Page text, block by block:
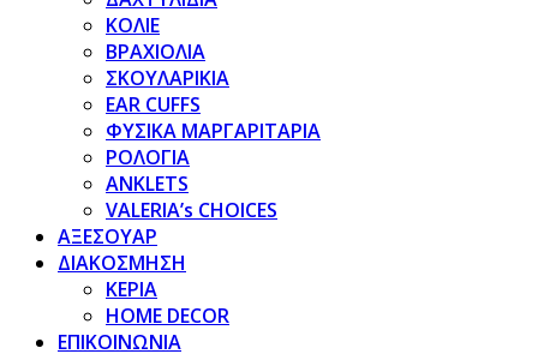
ΚΟΛΙΕ
ΒΡΑΧΙΟΛΙΑ
ΣΚΟΥΛΑΡΙΚΙΑ
EAR CUFFS
ΦΥΣΙΚΑ ΜΑΡΓΑΡΙΤΑΡΙΑ
ΡΟΛΟΓΙΑ
ANKLETS
VALERIA’s CHOICES
ΑΞΕΣΟΥΑΡ
ΔΙΑΚΟΣΜΗΣΗ
ΚΕΡΙΑ
HOME DECOR
ΕΠΙΚΟΙΝΩΝΙΑ